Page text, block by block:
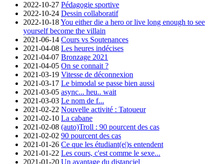
2022-10-27 Pédagogie sportive
2022-10-24 Dessin collaboratif
2022-10-18You either die a hero or live long enough to see
yourself become the villain
2021-06-14 Cours vs Soutenances
2021-04-08 Les heures indécises
2021-04-07 Bronzage 2021
2021-04-05 On se connait ?
2021-03-19 Vitesse de déconnexion
2021-03-17 Le bimodal se passe bien aussi
2021-03-05 async... heu.. wait
2021-03-03 Le nom de f...
2021-02-22 Nouvelle activité : Tatoueur
2021-02-10 La cabane
2021-02-08 (auto)Troll : 90 pourcent des cas
2021-02-02 90 pourcent des cas
2021-01-26 Ce que les étudiant(e|)s entendent
2021-01-22 Les cours, c'est comme le sexe...
2021-01-20 Un avantage du distanciel